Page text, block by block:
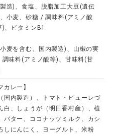
造)、食塩、脱脂加工大豆(遺伝
小麦、砂糖 / 調味料(アミノ酸
、ビタミンB1
麦を含む、国内製造)、山椒の実
味料(アミノ酸等)、甘味料(甘
カレー】
国内製造）、トマト・ピューレづ
白、しょうが（明日香村産）、植
バター、ココナッツミルク、カシ
しにんにく、ヨーグルト、米粉